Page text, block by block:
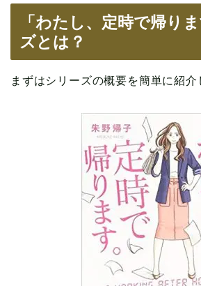
「わたし、定時で帰り
ズとは？
まずはシリーズの概要を簡単に紹介